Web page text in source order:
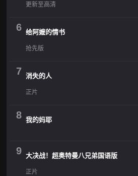
更新至高清
6 给阿嬷的情书
抢先版
7 消失的人
正片
8 我的妈耶
9 大决战！超奥特曼八兄弟国语版
正片